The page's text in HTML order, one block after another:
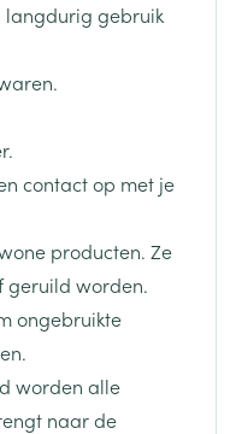
(15°C - 25°C)
langdurig gebruik
contact op met je
producten. Ze
geruild worden.
ongebruikte
worden alle
naar de